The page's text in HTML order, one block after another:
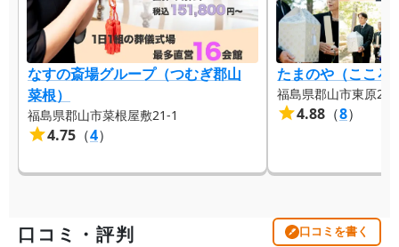
なすの斎場グループ（つむぎ郡山
菜根）
福島県郡山市菜根屋敷21-1
4.75 （4）
たまのや（ここ
福島県郡山市東原2-
4.88 （8）
口コミ・評判 口コミを書く